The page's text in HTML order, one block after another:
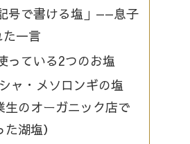
号で書ける塩」——息子
一言
っている2つのお塩
ャ・メソロンギの塩
生のオーガニック店で
湖塩）